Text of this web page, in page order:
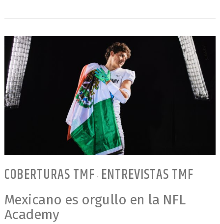
COBERTURAS TMF • ENTREVISTAS TMF
Mexicano es orgullo en la NFL
Academy